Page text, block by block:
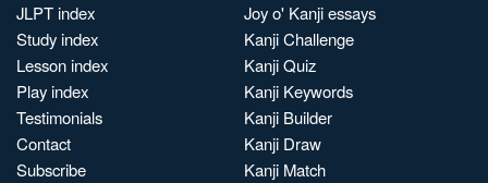
JLPT index
Study index
Lesson index
Play index
Testimonials
Contact
Subscribe
Joy o' Kanji essays
Kanji Challenge
Kanji Quiz
Kanji Keywords
Kanji Builder
Kanji Draw
Kanji Match